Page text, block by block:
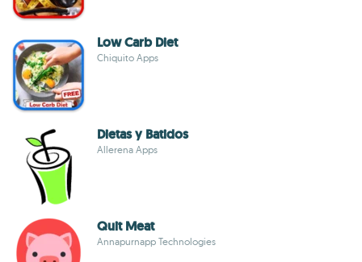
Low Carb Diet
Chiquito Apps
Dietas y Batidos
Allerena Apps
Quit Meat
Annapurnapp Technologies